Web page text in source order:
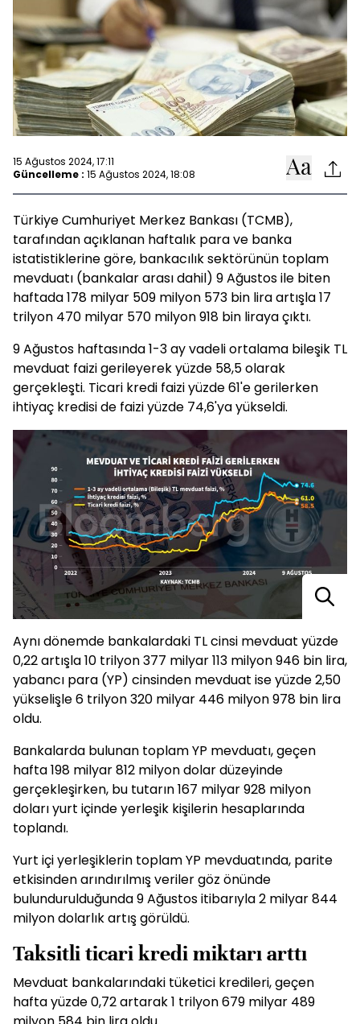
15 Ağustos 2024, 17:11
Güncelleme : 15 Ağustos 2024, 18:08
Türkiye Cumhuriyet Merkez Bankası (TCMB),
tarafından açıklanan haftalık para ve banka
istatistiklerine göre, bankacılık sektörünün toplam
mevduatı (bankalar arası dahil) 9 Ağustos ile biten
haftada 178 milyar 509 milyon 573 bin lira artışla 17
trilyon 470 milyar 570 milyon 918 bin liraya çıktı.
9 Ağustos haftasında 1-3 ay vadeli ortalama bileşik TL
mevduat faizi gerileyerek yüzde 58,5 olarak
gerçekleşti. Ticari kredi faizi yüzde 61'e gerilerken
ihtiyaç kredisi de faizi yüzde 74,6'ya yükseldi.
Aynı dönemde bankalardaki TL cinsi mevduat yüzde
0,22 artışla 10 trilyon 377 milyar 113 milyon 946 bin lira,
yabancı para (YP) cinsinden mevduat ise yüzde 2,50
yükselişle 6 trilyon 320 milyar 446 milyon 978 bin lira
oldu.
Bankalarda bulunan toplam YP mevduatı, geçen
hafta 198 milyar 812 milyon dolar düzeyinde
gerçekleşirken, bu tutarın 167 milyar 928 milyon
doları yurt içinde yerleşik kişilerin hesaplarında
toplandı.
Yurt içi yerleşiklerin toplam YP mevduatında, parite
etkisinden arındırılmış veriler göz önünde
bulundurulduğunda 9 Ağustos itibarıyla 2 milyar 844
milyon dolarlık artış görüldü.
Taksitli ticari kredi miktarı arttı
Mevduat bankalarındaki tüketici kredileri, geçen
hafta yüzde 0,72 artarak 1 trilyon 679 milyar 489